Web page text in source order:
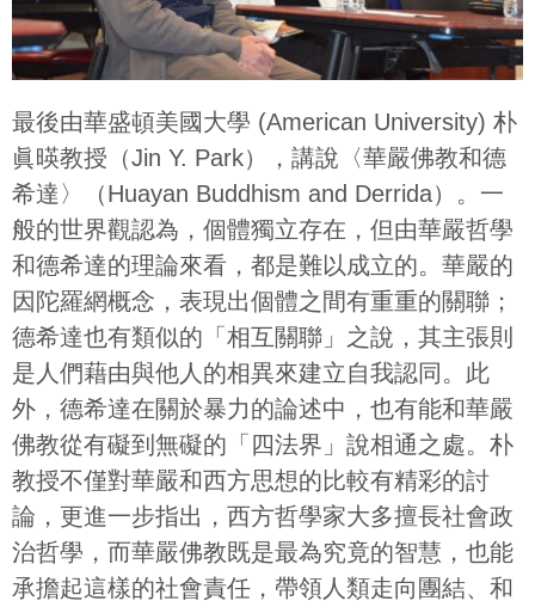
最後由華盛頓美國大學 (American University) 朴
眞暎教授（Jin Y. Park），講說〈華嚴佛教和德
希達〉（Huayan Buddhism and Derrida）。一
般的世界觀認為，個體獨立存在，但由華嚴哲學
和德希達的理論來看，都是難以成立的。華嚴的
因陀羅網概念，表現出個體之間有重重的關聯；
德希達也有類似的「相互關聯」之說，其主張則
是人們藉由與他人的相異來建立自我認同。此
外，德希達在關於暴力的論述中，也有能和華嚴
佛教從有礙到無礙的「四法界」說相通之處。朴
教授不僅對華嚴和西方思想的比較有精彩的討
論，更進一步指出，西方哲學家大多擅長社會政
治哲學，而華嚴佛教既是最為究竟的智慧，也能
承擔起這樣的社會責任，帶領人類走向團結、和